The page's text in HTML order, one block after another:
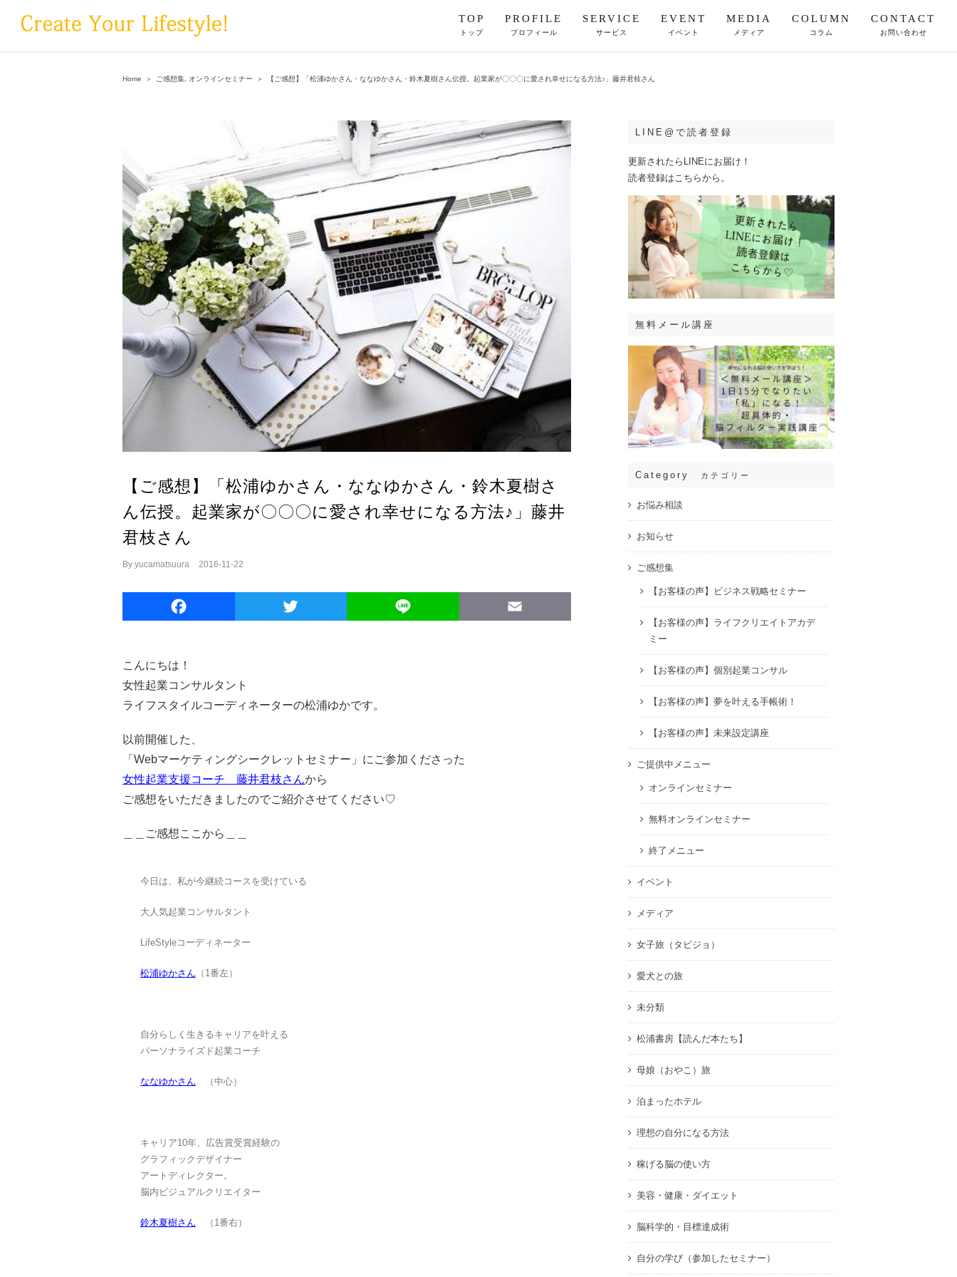
TOP
トップ
PROFILE
プロフィール
SERVICE
サービス
EVENT
イベント
MEDIA
メディア
COLUMN
コラム
CONTACT
お問い合わせ
Home ＞ ご感想集 オンラインセミナー ＞ 【ご感想】「松浦ゆかさん・ななゆかさん・鈴木夏樹さん伝授。起業家が〇〇〇に愛され幸せになる方法♪」藤井君枝さん
【ご感想】「松浦ゆかさん・ななゆかさん・鈴木夏樹さ
ん伝授。起業家が〇〇〇に愛され幸せになる方法♪」藤井
君枝さん
By yucamatsuura 2016-11-22
Facebook
こんにちは！
女性起業コンサルタント
ライフスタイルコーディネーターの松浦ゆかです。
以前開催した、
「Webマーケティングシークレットセミナー」にご参加くださった
女性起業支援コーチ 藤井君枝さんから
ご感想をいただきましたのでご紹介させてください♡
＿＿ご感想ここから＿＿
今日は、私が今継続コースを受けている
大人気起業コンサルタント
LifeStyleコーディネーター
松浦ゆかさん （1番左）
自分らしく生きるキャリアを叶える
パーソナライズド起業コーチ
ななゆかさん （中心）
キャリア10年、広告賞受賞経験の
グラフィックデザイナー
アートディレクター。
脳内ビジュアルクリエイター
鈴木夏樹さん （1番右）
LINE@で読者登録
更新されたらLINEにお届け！
読者登録はこちらから。
無料メール講座
Category カテゴリー
お悩み相談
お知らせ
ご感想集
【お客様の声】ビジネス戦略セミナー
【お客様の声】ライフクリエイトアカデ
ミー
【お客様の声】個別起業コンサル
【お客様の声】夢を叶える手帳術！
【お客様の声】未来設定講座
ご提供中メニュー
オンラインセミナー
無料オンラインセミナー
終了メニュー
イベント
メディア
女子旅（タビジョ）
愛犬との旅
未分類
松浦書房【読んだ本たち】
母娘（おやこ）旅
泊まったホテル
理想の自分になる方法
稼げる脳の使い方
美容・健康・ダイエット
脳科学的・目標達成術
自分の学び（参加したセミナー）